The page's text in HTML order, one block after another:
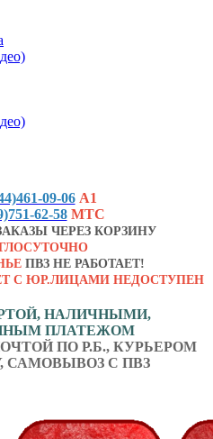
09-06 А1
62-58 МТС
ЧЕРЕЗ КОРЗИНУ
ПВЗ НЕ РАБОТАЕТ!
С ЮР.ЛИЦАМИ НЕДОСТУПЕН
НАЛИЧНЫМИ,
ПЛАТЕЖОМ
ПО Р.Б., КУРЬЕРОМ
САМОВЫВОЗ С ПВЗ